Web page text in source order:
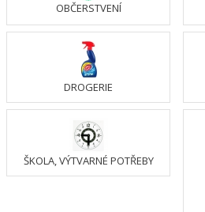
OBČERSTVENÍ
DROGERIE
ŠKOLA, VÝTVARNÉ POTŘEBY